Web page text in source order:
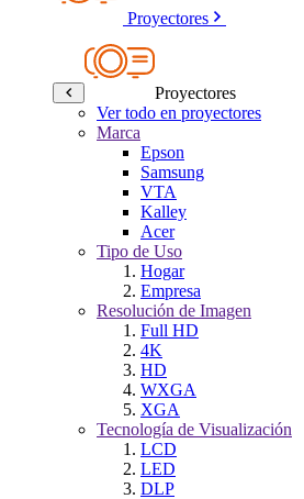
Proyectores
Proyectores
Ver todo en proyectores
Marca
Epson
Samsung
VTA
Kalley
Acer
Tipo de Uso
Hogar
Empresa
Resolución de Imagen
Full HD
4K
HD
WXGA
XGA
Tecnología de Visualización
LCD
LED
DLP